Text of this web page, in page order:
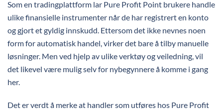
Som en tradingplattform lar Pure Profit Point brukere handle
ulike finansielle instrumenter når de har registrert en konto
og gjort et gyldig innskudd. Ettersom det ikke nevnes noen
form for automatisk handel, virker det bare å tilby manuelle
løsninger. Men ved hjelp av ulike verktøy og veiledning, vil
det likevel være mulig selv for nybegynnere å komme i gang
her.
Det er verdt å merke at handler som utføres hos Pure Profit